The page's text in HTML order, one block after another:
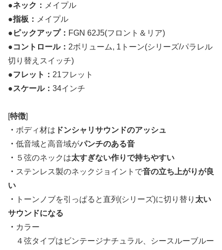
●ネック： メイプル
●指板： メイプル
● ピックアップ： FGN 62J5(フロント＆リア)
●コントロール： 2ボリューム, 1トーン(シリーズ/パラレル
切り替えスイッチ)
●フレット： 21フレット
●スケール： 34インチ
特徴
・ ボディ材は ドンシャリサウンドのアッシュ
・ 低音域と高音域がパンチのある音
・ ５弦のネックは太すぎない作りで持ちやすい
・ ステンレス製のネックジョイントで音の立ち上がりが良
い
・
トーンノブを引っぱると直列(シリーズ)に切り替り 太い
サウンドになる
・ カラー
４弦タイプはビンテージナチュラル、シースルーブルー